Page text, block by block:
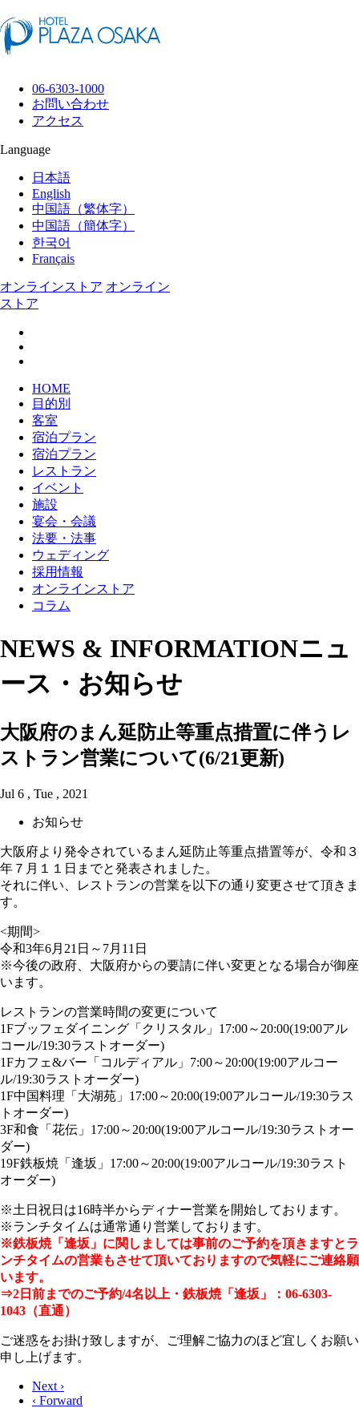
06-6303-1000
お問い合わせ
アクセス
Language
日本語
English
中国語（繁体字）
中国語（簡体字）
한국어
Français
オンラインストア オンライン
ストア
HOME
目的別
客室
宿泊プラン
宿泊プラン
レストラン
イベント
施設
宴会・会議
法要・法事
ウェディング
採用情報
オンラインストア
コラム
NEWS & INFORMATIONニュ
ース・お知らせ
大阪府のまん延防止等重点措置に伴うレ
ストラン営業について(6/21更新)
Jul 6 , Tue , 2021
お知らせ
大阪府より発令されているまん延防止等重点措置等が、令和３
年７月１１日までと発表されました。
それに伴い、レストランの営業を以下の通り変更させて頂きま
す。
<期間>
令和3年6月21日～7月11日
※今後の政府、大阪府からの要請に伴い変更となる場合が御座
います。
レストランの営業時間の変更について
1Fブッフェダイニング「クリスタル」17:00～20:00(19:00アル
コール/19:30ラストオーダー)
1Fカフェ&バー「コルディアル」7:00～20:00(19:00アルコー
ル/19:30ラストオーダー)
1F中国料理「大湖苑」17:00～20:00(19:00アルコール/19:30ラス
トオーダー)
3F和食「花伝」17:00～20:00(19:00アルコール/19:30ラストオー
ダー)
19F鉄板焼「逢坂」17:00～20:00(19:00アルコール/19:30ラスト
オーダー)
※土日祝日は16時半からディナー営業を開始しております。
※ランチタイムは通常通り営業しております。
※鉄板焼「逢坂」に関しましては事前のご予約を頂きますとラ
ンチタイムの営業もさせて頂いておりますので気軽にご連絡願
います。
⇒2日前までのご予約/4名以上・ 鉄板焼「逢坂」：06-6303-
1043（直通）
ご迷惑をお掛け致しますが、ご理解ご協力のほど宜しくお願い
申し上げます。
Next ›
‹ Forward